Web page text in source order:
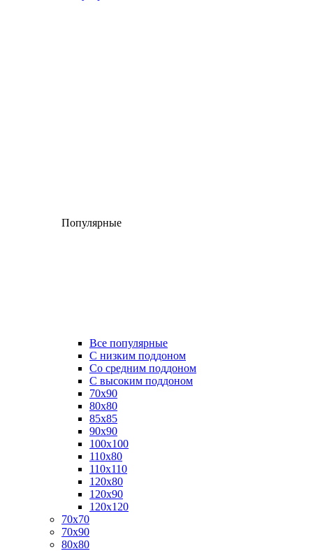
Популярные
Все популярные
C низким поддоном
Со средним поддоном
С высоким поддоном
70х90
80х80
85х85
90х90
100х100
110х80
110х110
120х80
120х90
120х120
70х70
70х90
80х80